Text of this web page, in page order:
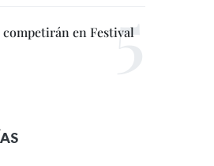
en Festival